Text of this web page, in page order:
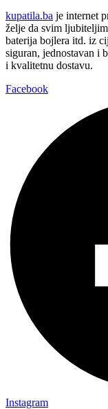
kupatila.ba je internet
želje da svim
baterija bojlera itd. iz
siguran, jednostavan i
i kvalitetnu dostavu.
Facebook
Instagram